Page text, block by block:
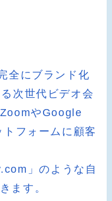
全にブランド化
次世代ビデオ会
やGoogle
フォームに顧客
」のような自
ます。